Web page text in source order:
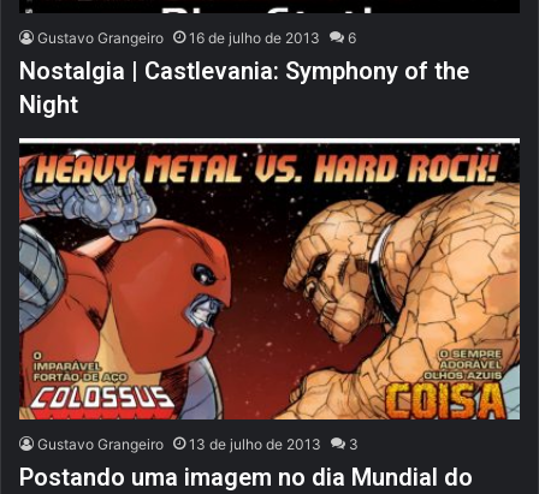
Gustavo Grangeiro 16 de julho de 2013 6
Nostalgia | Castlevania: Symphony of the
Night
Gustavo Grangeiro 13 de julho de 2013 3
Postando uma imagem no dia Mundial do